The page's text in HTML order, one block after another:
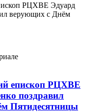
РЦХВЕ Эдуард
верующих с Днём
епископ РЦХВЕ
поздравил
Пятидесятницы